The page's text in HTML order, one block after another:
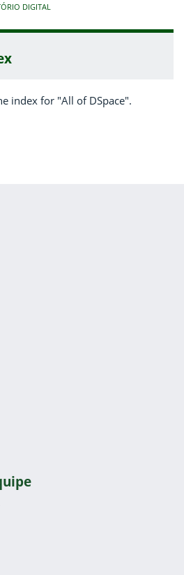
DIGITAL
index for "All of DSpace".